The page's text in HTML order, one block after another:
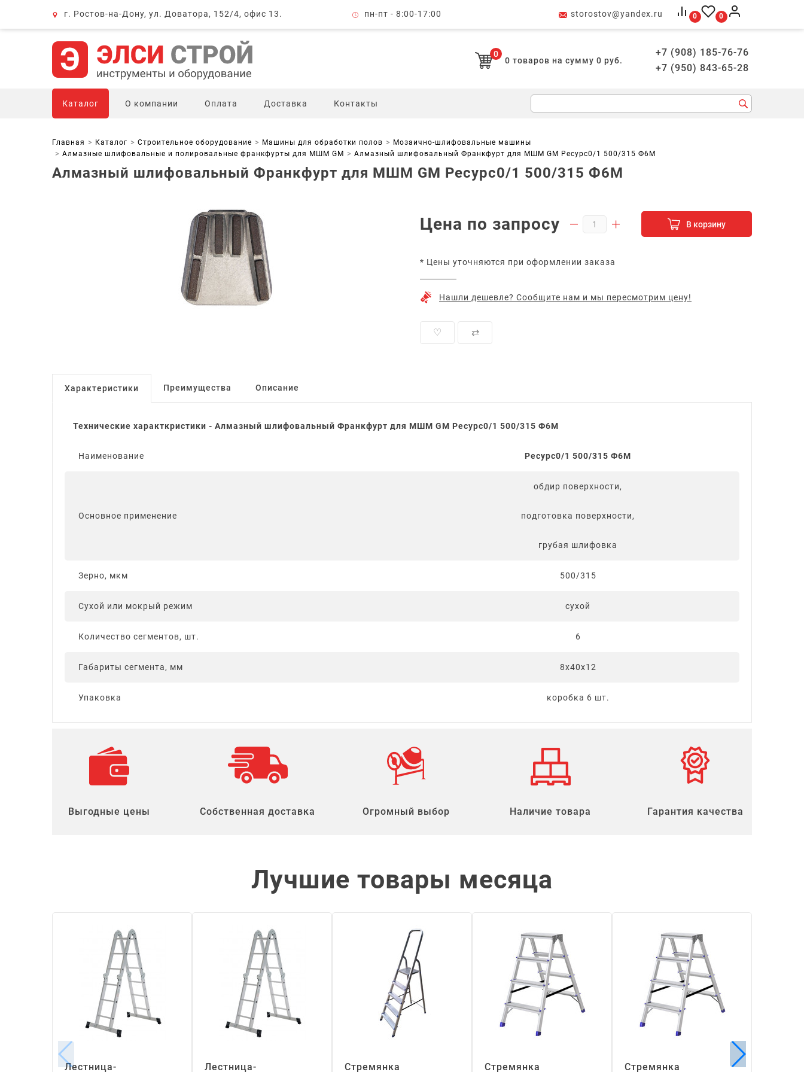
г. Ростов-на-Дону, ул. Доватора, 152/4, офис 13. пн-пт - 8:00-17:00 storostov@yandex.ru 0 0
0
0 товаров на сумму 0 руб.
+7 (908) 185-76-76
+7 (950) 843-65-28
Каталог О компании Оплата Доставка Контакты
Главная Каталог Строительное оборудование Машины для обработки полов
Мозаично-шлифовальные машины
Алмазные шлифовальные и полировальные франкфурты для МШМ GM
Алмазный шлифовальный Франкфурт для МШМ GM Ресурс0/1 500/315 Ф6М
Алмазный шлифовальный Франкфурт для МШМ GM Ресурс0/1 500/315 Ф6М
Цена по запросу В корзину
* Цены уточняются при оформлении заказа
Нашли дешевле? Сообщите нам и мы пересмотрим цену!
♡ ⇄
Характеристики Преимущества Описание
Технические характкристики - Алмазный шлифовальный Франкфурт для МШМ GM Ресурс0/1 500/315 Ф6М
Наименование Ресурс0/1 500/315 Ф6М
Основное применение
обдир поверхности,
подготовка поверхности,
грубая шлифовка
Зерно, мкм 500/315
Сухой или мокрый режим сухой
Количество сегментов, шт. 6
Габариты сегмента, мм 8х40х12
Упаковка коробка 6 шт.
Выгодные цены Собственная доставка Огромный выбор Наличие товара Гарантия качества
Лучшие товары месяца
Лестница-
Лестница-
Стремянка
Стремянка
Стремянка